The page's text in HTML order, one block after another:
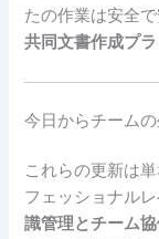
たの作業は安全
共同文書作成プ
今日からチーム
これらの更新は
フェッショナル
識管理とチーム